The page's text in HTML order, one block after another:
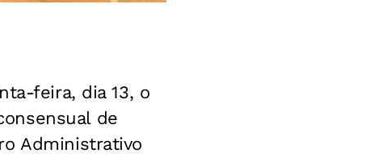
feira, dia 13, o
de
Administrativo